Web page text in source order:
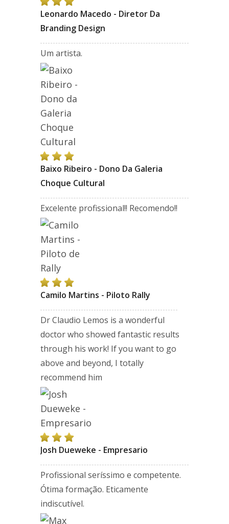
Leonardo Macedo - Diretor Da
Branding Design
Um artista.
Baixo Ribeiro - Dono Da Galeria
Choque Cultural
Excelente profissional!! Recomendo!!
Camilo Martins - Piloto Rally
Dr Claudio Lemos is a wonderful
doctor who showed fantastic results
through his work! If you want to go
above and beyond, I totally
recommend him
Josh Dueweke - Empresario
Profissional seríssimo e competente.
Ótima formação. Eticamente
indiscutível.